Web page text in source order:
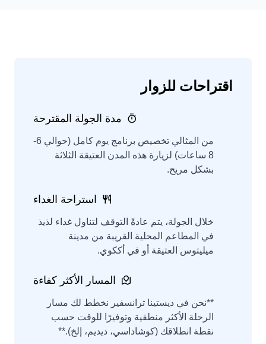
اقتراحات للزوار
مدة الجولة المقترحة
من المثالي تخصيص برنامج يوم كامل (حوالي 6-
8 ساعات) لزيارة هذه المدن العتيقة الثلاثة
بشكل مريح.
استراحة الغداء
خلال الجولة، يتم عادةً التوقف لتناول غداء لذيذ
في المطاعم المحلية القريبة من مدينة
ميليتوس العتيقة أو في أككوي.
المسار الأكثر كفاءة
**نحن في ديستينا ترانسفير نخطط لك مسار
الرحلة الأكثر منطقية وتوفيرًا للوقت حسب
نقطة انطلاقك (كوشاداسي، ديديم، إلخ).**